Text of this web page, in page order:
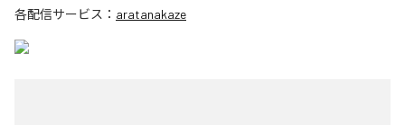
各配信サービス： aratanakaze